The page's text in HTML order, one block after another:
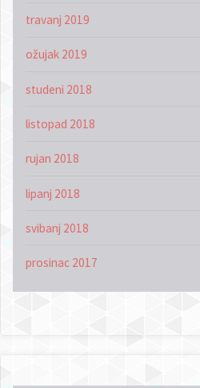
travanj 2019
ožujak 2019
studeni 2018
listopad 2018
rujan 2018
lipanj 2018
svibanj 2018
prosinac 2017